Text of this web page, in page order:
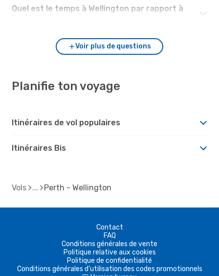
Quel est le temps à Wellington par rapport à
Voir plus de questions
Planifie ton voyage
Itinéraires de vol populaires
Itinéraires Bis
Vols Perth - Wellington
Contact
FAQ
Conditions générales de vente
Politique relative aux cookies
Politique de confidentialité
Conditions générales d'utilisation des codes promotionnels